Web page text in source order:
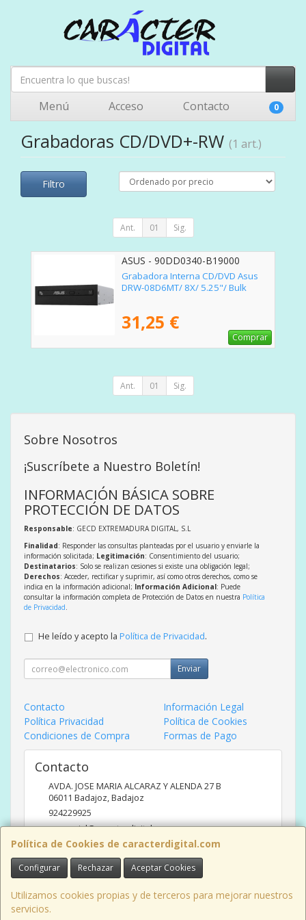
Menú Acceso Contacto 0
Grabadoras CD/DVD+-RW (1 art.)
Filtro
Ant. 01 Sig.
ASUS - 90DD0340-B19000
Grabadora Interna CD/DVD Asus
DRW-08D6MT/ 8X/ 5.25"/ Bulk
31,25 €
Comprar
Ant. 01 Sig.
Política de Cookies de caracterdigital.com
Configurar Rechazar Aceptar Cookies
Utilizamos cookies propias y de terceros para mejorar nuestros
servicios.
Sobre Nosotros
¡Suscríbete a Nuestro Boletín!
INFORMACIÓN BÁSICA SOBRE
PROTECCIÓN DE DATOS
Responsable: GECD EXTREMADURA DIGITAL, S.L
Finalidad: Responder las consultas planteadas por el usuario y enviarle la
información solicitada; Legitimación: Consentimiento del usuario;
Destinatarios: Solo se realizan cesiones si existe una obligación legal;
Derechos: Acceder, rectificar y suprimir, así como otros derechos, como se
indica en la información adicional; Información Adicional: Puede
consultar la información completa de Protección de Datos en nuestra Política
de Privacidad.
He leído y acepto la Política de Privacidad.
Enviar
Contacto
Información Legal
Política Privacidad
Política de Cookies
Condiciones de Compra
Formas de Pago
Contacto
AVDA. JOSE MARIA ALCARAZ Y ALENDA 27 B
06011 Badajoz,Badajoz
924229925
comercial@caracterdigital.com
Horario
DE 10 A 14 HORAS DE MAÑANA, 17 A 20:30 HORAS TARDES